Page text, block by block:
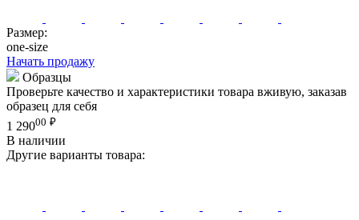
Размер:
one-size
Начать продажу
Образцы
Проверьте качество и характеристики товара вживую, заказав
образец для себя
1 29000 ₽
В наличии
Другие варианты товара: